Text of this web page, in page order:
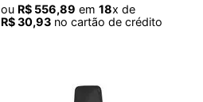
ou R$ 556,89 em 18x de
R$30,93 no cartão de crédito